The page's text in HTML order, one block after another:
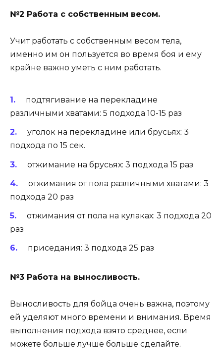
№2 Работа с собственным весом.
Учит работать с собственным весом тела,
именно им он пользуется во время боя и ему
крайне важно уметь с ним работать.
подтягивание на перекладине
различными хватами: 5 подхода 10-15 раз
уголок на перекладине или брусьях: 3
подхода по 15 сек.
отжимание на брусьях: 3 подхода 15 раз
отжимания от пола различными хватами: 3
подхода 20 раз
отжимания от пола на кулаках: 3 подхода 20
раз
приседания: 3 подхода 25 раз
№3 Работа на выносливость.
Выносливость для бойца очень важна, поэтому
ей уделяют много времени и внимания. Время
выполнения подхода взято среднее, если
можете больше лучше больше сделайте.